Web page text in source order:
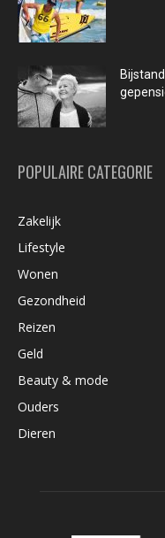
POPULAIRE CATEGORIE
Zakelijk
Lifestyle
Wonen
Gezondheid
Reizen
Geld
Beauty & mode
Ouders
Dieren